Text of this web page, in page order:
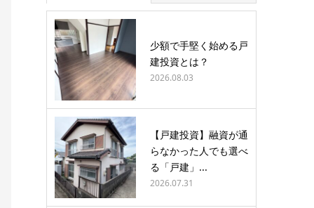
少額で手堅く始める戸
建投資とは？
2026.08.03
【戸建投資】融資が通
らなかった人でも選べ
る「戸建」...
2026.07.31